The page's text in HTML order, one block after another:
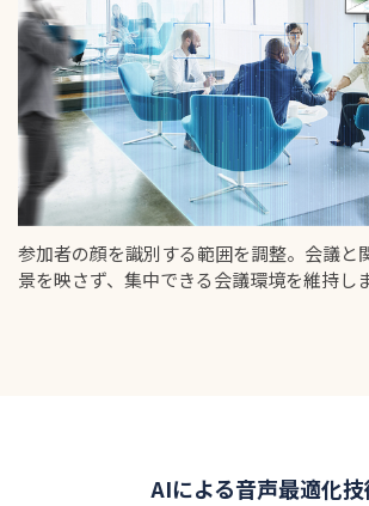
参加者の顔を識別する範囲を調整。会議と
景を映さず、集中できる会議環境を維持し
AIによる音声最適化